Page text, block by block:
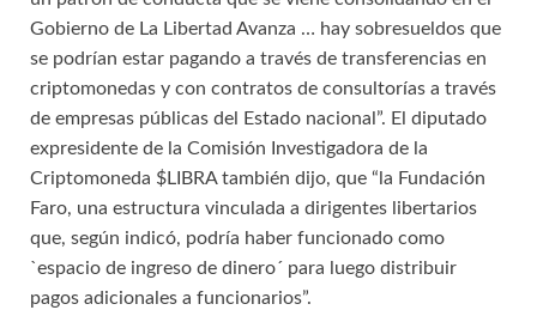
Gobierno de La Libertad Avanza … hay sobresueldos que
se podrían estar pagando a través de transferencias en
criptomonedas y con contratos de consultorías a través
de empresas públicas del Estado nacional”. El diputado
expresidente de la Comisión Investigadora de la
Criptomoneda $LIBRA también dijo, que “la Fundación
Faro, una estructura vinculada a dirigentes libertarios
que, según indicó, podría haber funcionado como
`espacio de ingreso de dinero´ para luego distribuir
pagos adicionales a funcionarios”.